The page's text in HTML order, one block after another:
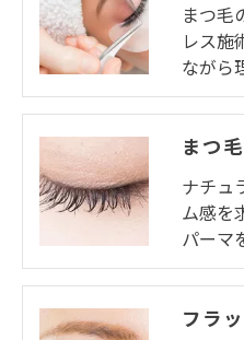
まつ毛
レス施
ながら
まつ
ナチュ
ム感を
パーマ
フラ